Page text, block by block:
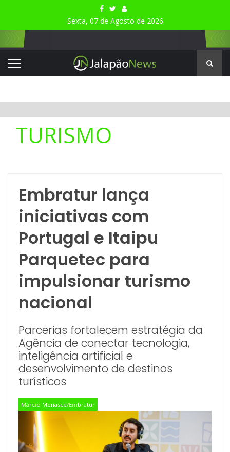
Sexta, 07 de Agosto de 2026
TURISMO
Embratur lança
iniciativas com
Portugal e Itaipu
Parquetec para
impulsionar turismo
nacional
Parcerias fortalecem estratégia da
Agência de conectar tecnologia,
inteligência artificial e
desenvolvimento de destinos
turísticos
Márcio Menasce/Embratur